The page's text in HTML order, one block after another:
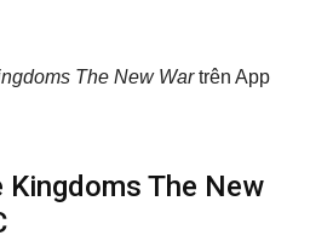
The New Wartrên App
Kingdoms The New